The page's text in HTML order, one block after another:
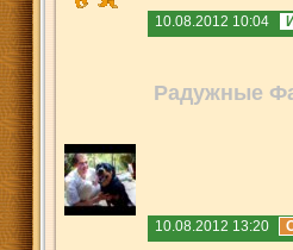
10.08.2012 10:04
Радужные
10.08.2012 13:20